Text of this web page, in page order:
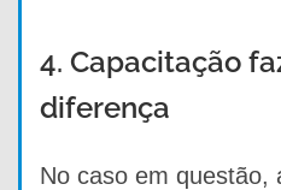
4. Capacitação
diferença
No caso em questão,